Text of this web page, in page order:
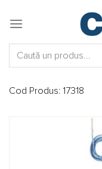
Cod Produs: 17318